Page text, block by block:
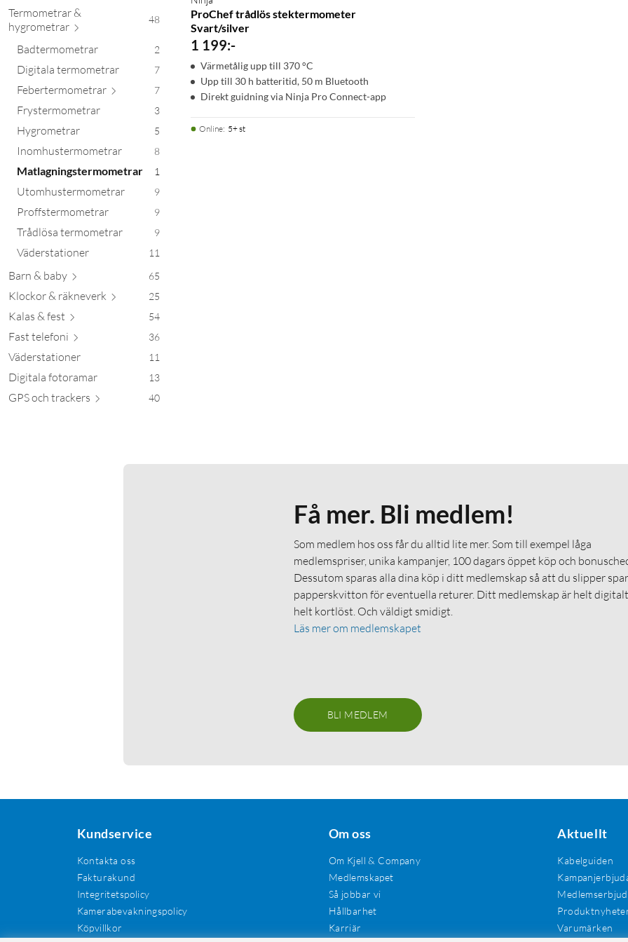
Termometrar &
hygrometrar 48
Badtermometrar 2
Digitala termometrar 7
Febertermometrar 7
Frystermometrar 3
Hygrometrar 5
Inomhustermometrar 8
Matlagningstermometrar 1
Utomhustermometrar 9
Proffstermometrar 9
Trådlösa termometrar 9
Väderstationer 11
Barn & baby 65
Klockor & räkneverk 25
Kalas & fest 54
Fast telefoni 36
Väderstationer 11
Digitala fotoramar 13
GPS och trackers 40
ProChef trådlös stektermometer
Svart/silver
1 199:-
Värmetålig upp till 370 °C
Upp till 30 h batteritid, 50 m Bluetooth
Direkt guidning via Ninja Pro Connect-app
Online: 5+ st
Få mer. Bli medlem!
Som medlem hos oss får du alltid lite mer. Som till exempel låga
medlemspriser, unika kampanjer, 100 dagars öppet köp och
Dessutom sparas alla dina köp i ditt medlemskap så att du slipper
papperskvitton för eventuella returer. Ditt medlemskap är helt
helt kortlöst. Och väldigt smidigt.
Läs mer om medlemskapet
BLI MEDLEM
Kundservice
Kontakta oss
Fakturakund
Integritetspolicy
Kamerabevakningspolicy
Köpvillkor
Om oss
Om Kjell & Company
Medlemskapet
Så jobbar vi
Hållbarhet
Karriär
Aktuellt
Kabelguiden
Varumärken